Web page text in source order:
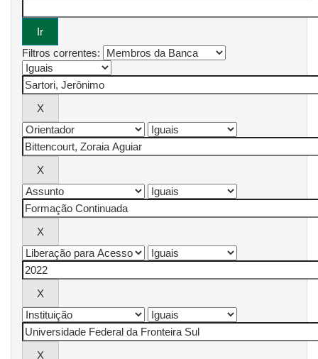
Filtros correntes: